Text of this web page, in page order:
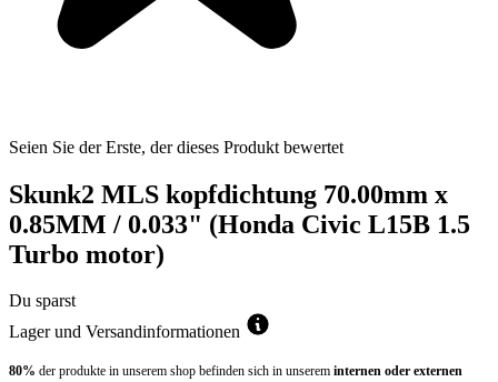
Seien Sie der Erste, der dieses Produkt bewertet
Skunk2 MLS kopfdichtung 70.00mm x
0.85MM / 0.033" (Honda Civic L15B 1.5
Turbo motor)
Du sparst
Lager und Versandinformationen
80% der produkte in unserem shop befinden sich in unserem internen oder externen